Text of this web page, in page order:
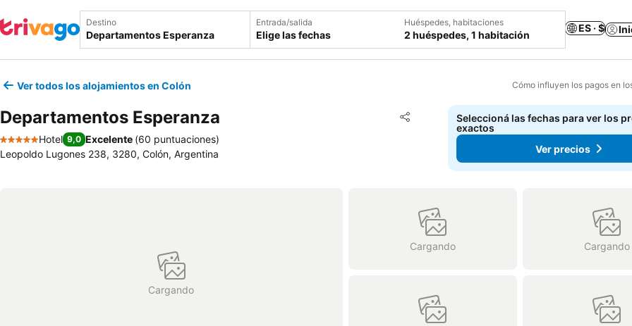
Destino Entrada/salida
Elige las fechas
Huéspedes, habitaciones
2 huéspedes, 1 habitación
ES · $
Ver todos los alojamientos en Colón Cómo influyen los pagos en
Departamentos Esperanza Compartir
Añadir a favoritos
5 Estrellas
Hotel 9,0 Excelente (60 puntuaciones)
Leopoldo Lugones 238, 3280, Colón, Argentina
Seleccioná las fechas para ver los
exactos
Ver precios
Cargando
Cargando Cargando